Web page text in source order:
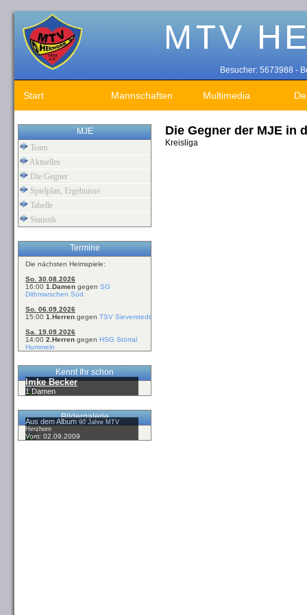
Besucher: 5673988 -
Start Mannschaften Multimedia
MJE
Team
Aktuelles
Die Gegner
Spielplan, Ergebnisse
Tabelle
Statistik
Termine
Die nächsten Heimspiele:
So. 30.08.2026
16:00 1.Damen gegen SG
Dithmarschen Süd
So. 06.09.2026
15:00 1.Herren gegen TSV Sieverstedt
Sa. 19.09.2026
14:00 2.Herren gegen HSG Störtal
Hummeln
Kennt Ihr schon
Imke Becker
1.Damen
Bildergalerie
Aus dem Album90 Jahre MTV
Herzhorn
Vom: 02.09.2009
Die Gegner der MJE in
Kreisliga